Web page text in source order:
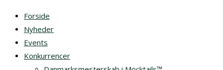
Forside
Nyheder
Events
Konkurrencer